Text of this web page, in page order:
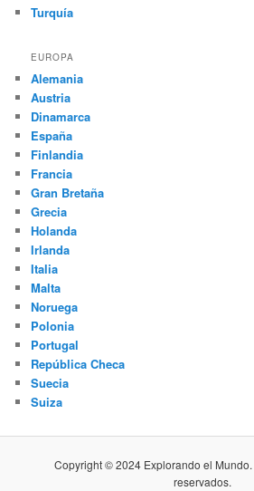
Turquía
EUROPA
Alemania
Austria
Dinamarca
España
Finlandia
Francia
Gran Bretaña
Grecia
Holanda
Irlanda
Italia
Malta
Noruega
Polonia
Portugal
República Checa
Suecia
Suiza
Copyright © 2024 Explorando el
reservados.